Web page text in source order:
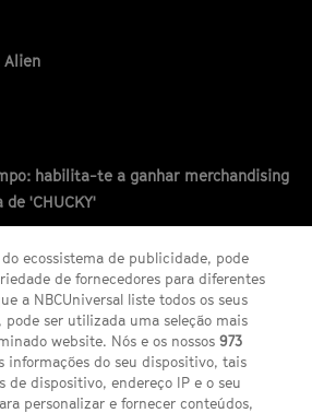
Alien
habilita-te a ganhar merchandising
de 'CHUCKY'
FACEBOOK
TWITTER
YOUTUBEINSTAGRAM
ecossistema de publicidade, pode
de fornecedores para diferentes
a NBCUniversal liste todos os seus
pode ser utilizada uma seleção mais
website. Nós e os nossos973
informações do seu dispositivo, tais
de dispositivo, endereço IP e o seu
personalizar e fornecer conteúdos,